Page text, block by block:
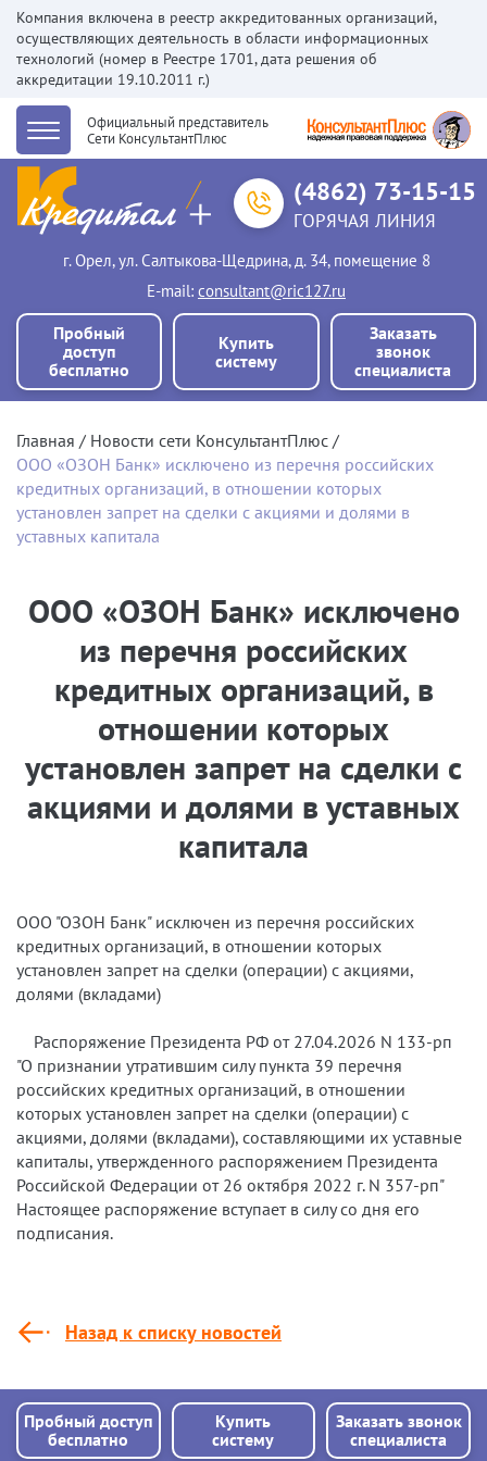
Компания включена в реестр аккредитованных организаций,
осуществляющих деятельность в области информационных
технологий (номер в Реестре 1701, дата решения об
аккредитации 19.10.2011 г.)
Официальный представитель
Сети КонсультантПлюс
г. Орел, ул. Салтыкова-Щедрина, д. 34, помещение 8
Е-mail: consultant@ric127.ru
(4862) 73-15-15
ГОРЯЧАЯ ЛИНИЯ
Пробный
доступ
бесплатно
Купить
систему
Заказать
звонок
специалиста
Главная
Новости сети КонсультантПлюс
ООО «ОЗОН Банк» исключено из перечня российских
кредитных организаций, в отношении которых
установлен запрет на сделки с акциями и долями в
уставных капитала
ООО «ОЗОН Банк» исключено
из перечня российских
кредитных организаций, в
отношении которых
установлен запрет на сделки с
акциями и долями в уставных
капитала
ООО "ОЗОН Банк" исключен из перечня российских
кредитных организаций, в отношении которых
установлен запрет на сделки (операции) с акциями,
долями (вкладами)
Распоряжение Президента РФ от 27.04.2026 N 133-рп
"О признании утратившим силу пункта 39 перечня
российских кредитных организаций, в отношении
которых установлен запрет на сделки (операции) с
акциями, долями (вкладами), составляющими их уставные
капиталы, утвержденного распоряжением Президента
Российской Федерации от 26 октября 2022 г. N 357-рп"
Настоящее распоряжение вступает в силу со дня его
подписания.
Назад к списку новостей
Пробный доступ
бесплатно
Купить
систему
Заказать звонок
специалиста